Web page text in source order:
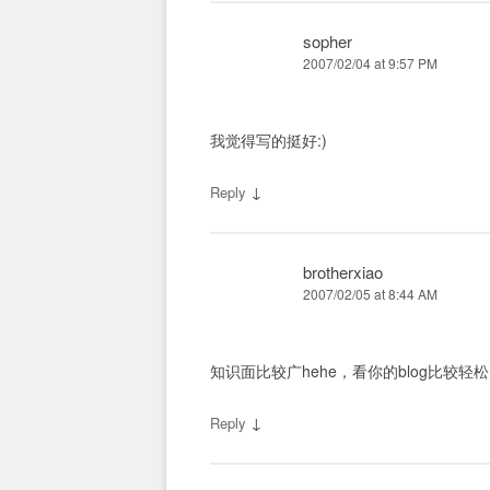
sopher
2007/02/04 at 9:57 PM
我觉得写的挺好:)
Reply ↓
brotherxiao
2007/02/05 at 8:44 AM
知识面比较广hehe，看你的blog比较轻
Reply ↓